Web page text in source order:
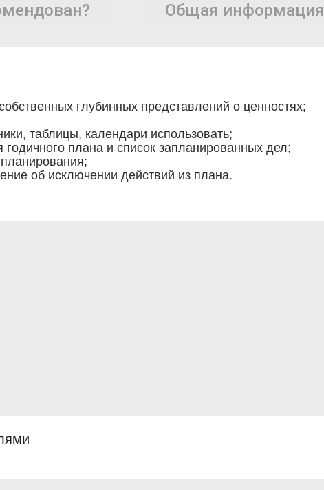
Общая информация
глубинных представлений о ценностях;
таблицы, календари использовать;
плана и список запланированных дел;
об исключении действий из плана.